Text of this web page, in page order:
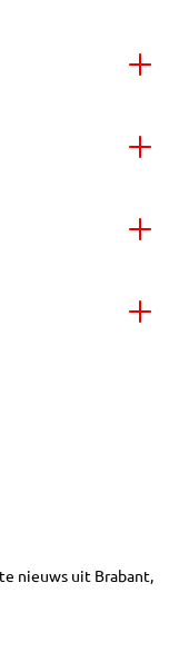
nieuws uit Brabant,